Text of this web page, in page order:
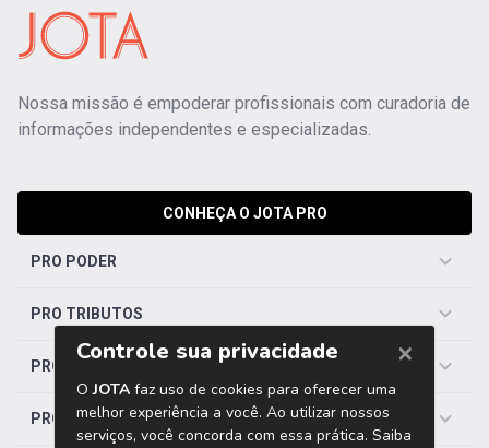
Nossa missão é empoderar profissionais com curadoria de
informações independentes e especializadas.
CONHEÇA O JOTA PRO
PRO PODER
PRO TRIBUTOS
PRO TRABALHISTA
PRO SAÚDE